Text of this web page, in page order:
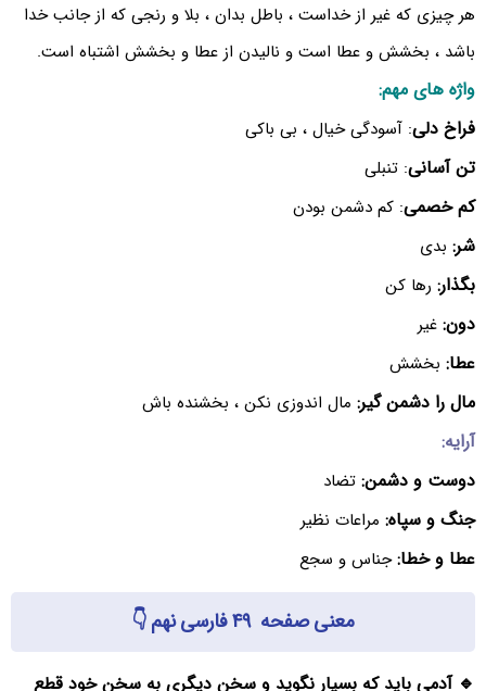
هر چیزی که غیر از خداست ، باطل بدان ، بلا و رنجی که از جانب خدا
باشد ، بخشش و عطا است و نالیدن از عطا و بخشش اشتباه است.
واژه های مهم:
فراخ دلی: آسودگی خیال ، بی باکی
تن آسانی: تنبلی
کم خصمی: کم دشمن بودن
شر: بدی
بگذار: رها کن
دون: غیر
عطا: بخشش
مال را دشمن گیر: مال اندوزی نکن ، بخشنده باش
آرایه:
دوست و دشمن: تضاد
جنگ و سپاه: مراعات نظیر
عطا و خطا:جناس و سجع
معنی صفحه ۴۹ فارسی نهم 👇
🔹 آدمی باید که بسیار نگوید و سخن دیگری به سخن خود قطع